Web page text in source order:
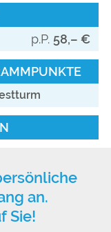
p.P. 58,– €
an.
Sie!